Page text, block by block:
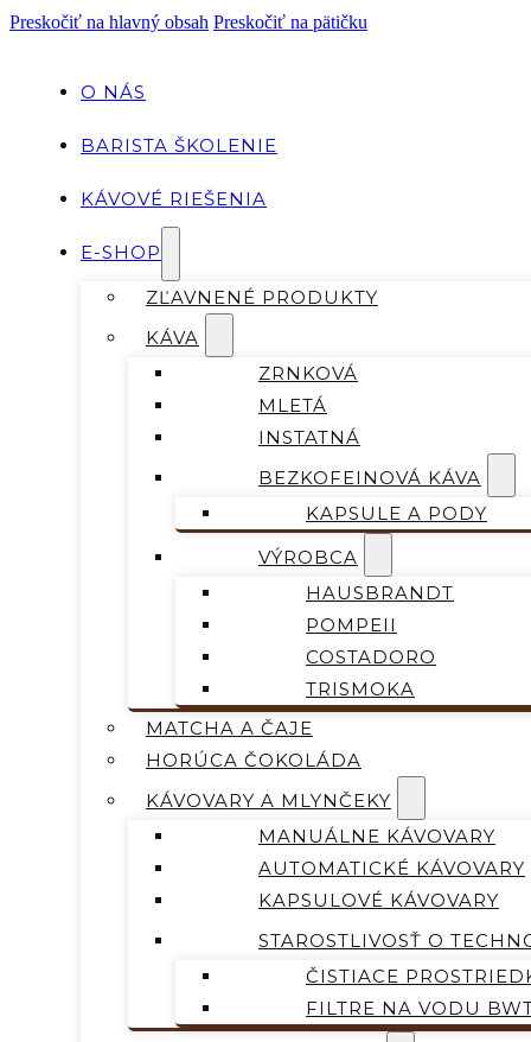
Preskočiť na hlavný obsah Preskočiť na pätičku
O NÁS
BARISTA ŠKOLENIE
KÁVOVÉ RIEŠENIA
E-SHOP
ZĽAVNENÉ PRODUKTY
KÁVA
ZRNKOVÁ
MLETÁ
INSTATNÁ
BEZKOFEINOVÁ KÁVA
KAPSULE A PODY
VÝROBCA
HAUSBRANDT
POMPEII
COSTADORO
TRISMOKA
MATCHA A ČAJE
HORÚCA ČOKOLÁDA
KÁVOVARY A MLYNČEKY
MANUÁLNE KÁVOVARY
AUTOMATICKÉ KÁVOVARY
KAPSULOVÉ KÁVOVARY
STAROSTLIVOSŤ O
ČISTIACE
FILTRE NA VODU